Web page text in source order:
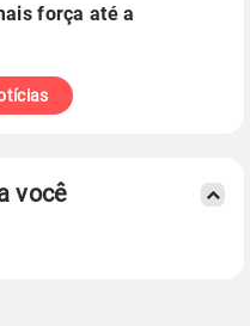
força até a
você